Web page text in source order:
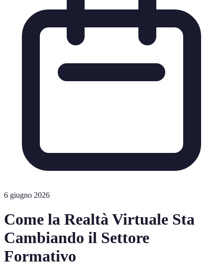
6 giugno 2026
Come la Realtà Virtuale Sta
Cambiando il Settore
Formativo